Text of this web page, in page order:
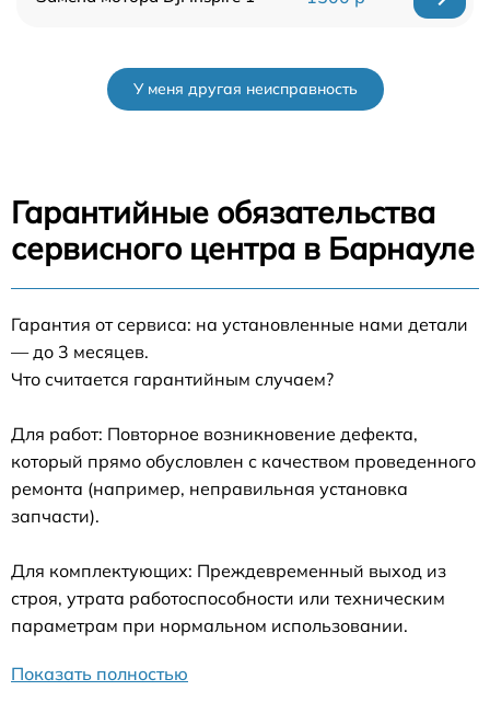
У меня другая неисправность
Гарантийные обязательства
сервисного центра в Барнауле
Гарантия от сервиса: на установленные нами детали
— до 3 месяцев.
Что считается гарантийным случаем?
Для работ: Повторное возникновение дефекта,
который прямо обусловлен с качеством проведенного
ремонта (например, неправильная установка
запчасти).
Для комплектующих: Преждевременный выход из
строя, утрата работоспособности или техническим
параметрам при нормальном использовании.
Показать полностью